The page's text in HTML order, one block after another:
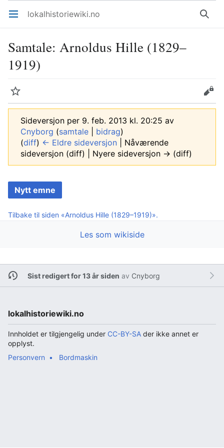
Åpne hovedmenyen lokalhistoriewiki.no Søk
Samtale: Arnoldus Hille (1829–
1919)
Overvåk Rediger
Sideversjon per 9. feb. 2013 kl. 20:25 av
Cnyborg (samtale bidrag)
(diff) ← Eldre sideversjon | Nåværende
sideversjon (diff) | Nyere sideversjon → (diff)
Nytt emne
Tilbake til siden «Arnoldus Hille (1829–1919)».
Les som wikiside
Sist redigert for 13 år siden av Cnyborg
lokalhistoriewiki.no
Innholdet er tilgjengelig under CC-BY-SA der ikke annet er
opplyst.
Personvern
Bordmaskin